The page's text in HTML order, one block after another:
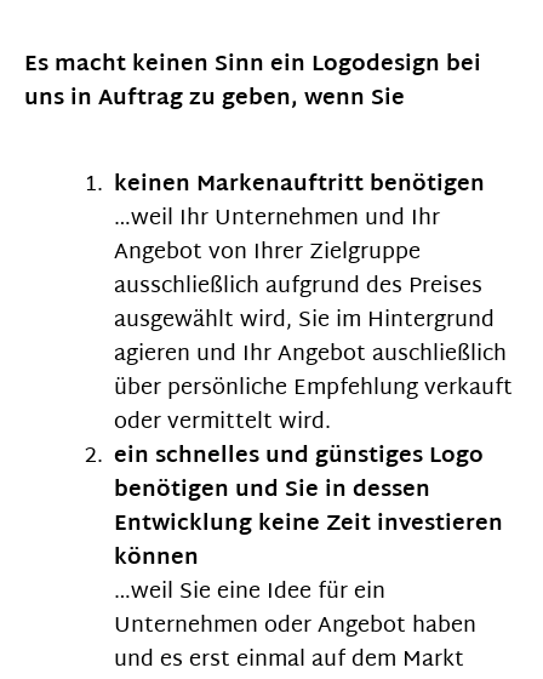
Es macht keinen Sinn ein Logodesign bei
uns in Auftrag zu geben, wenn Sie
keinen Markenauftritt benötigen
…weil Ihr Unternehmen und Ihr
Angebot von Ihrer Zielgruppe
ausschließlich aufgrund des Preises
ausgewählt wird, Sie im Hintergrund
agieren und Ihr Angebot auschließlich
über persönliche Empfehlung verkauft
oder vermittelt wird.
ein schnelles und günstiges Logo
benötigen und Sie in dessen
Entwicklung keine Zeit investieren
können
…weil Sie eine Idee für ein
Unternehmen oder Angebot haben
und es erst einmal auf dem Markt